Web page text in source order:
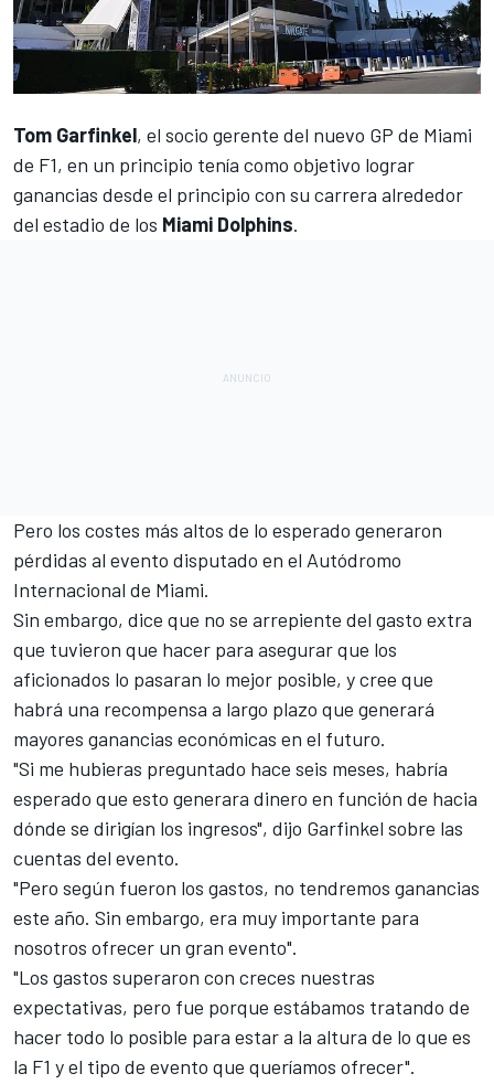
Tom Garfinkel, el socio gerente del nuevo GP de Miami
de F1, en un principio tenía como objetivo lograr
ganancias desde el principio con su carrera alrededor
del estadio de los Miami Dolphins.
Pero los costes más altos de lo esperado generaron
pérdidas al evento disputado en el Autódromo
Internacional de Miami.
Sin embargo, dice que no se arrepiente del gasto extra
que tuvieron que hacer para asegurar que los
aficionados lo pasaran lo mejor posible, y cree que
habrá una recompensa a largo plazo que generará
mayores ganancias económicas en el futuro.
"Si me hubieras preguntado hace seis meses, habría
esperado que esto generara dinero en función de hacia
dónde se dirigían los ingresos", dijo Garfinkel sobre las
cuentas del evento.
"Pero según fueron los gastos, no tendremos ganancias
este año. Sin embargo, era muy importante para
nosotros ofrecer un gran evento".
"Los gastos superaron con creces nuestras
expectativas, pero fue porque estábamos tratando de
hacer todo lo posible para estar a la altura de lo que es
la F1 y el tipo de evento que queríamos ofrecer".